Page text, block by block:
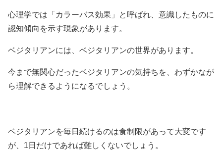
心理学では「カラーバス効果」と呼ばれ、意識したものに
認知傾向を示す現象があります。
ベジタリアンには、ベジタリアンの世界があります。
今まで無関心だったベジタリアンの気持ちを、わずかなが
ら理解できるようになるでしょう。
ベジタリアンを毎日続けるのは食制限があって大変です
が、1日だけであれば難しくないでしょう。